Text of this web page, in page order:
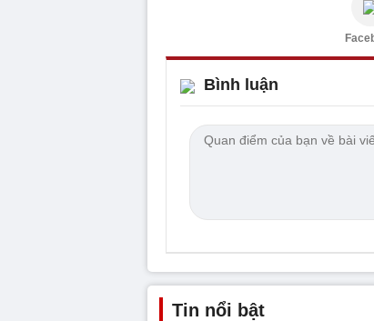
Bình luận
Tin nổi bật